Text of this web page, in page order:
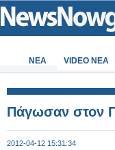
ΝΕΑ VIDEO NEA
Πάγωσαν στον
2012-04-12 15:31:34